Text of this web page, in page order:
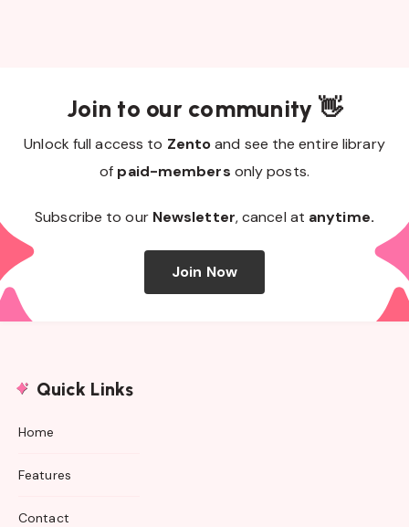
Join to our community 👋
Unlock full access to Zentoand see the entire library
of paid-members only posts.
Subscribe to our Newsletter, cancel at anytime.
Join Now
Quick Links
Home
Features
Contact